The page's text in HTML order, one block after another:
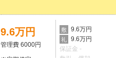
9.6万円
管理費 6000円
敷 9.6万円
礼
9.6万円
保証金 -